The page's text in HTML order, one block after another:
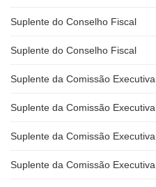
Suplente do Conselho Fiscal
Suplente do Conselho Fiscal
Suplente da Comissão Executiva
Suplente da Comissão Executiva
Suplente da Comissão Executiva
Suplente da Comissão Executiva